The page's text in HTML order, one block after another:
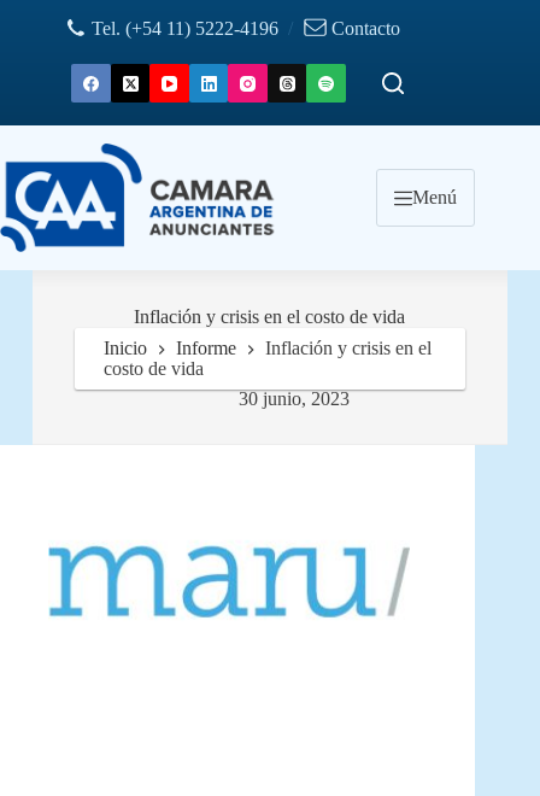
Tel. (+54 11) 5222-4196 / Contacto
Menú
Inflación y crisis en el costo de vida
30 junio, 2023
Inicio Informe
Inflación y crisis en el
costo de vida